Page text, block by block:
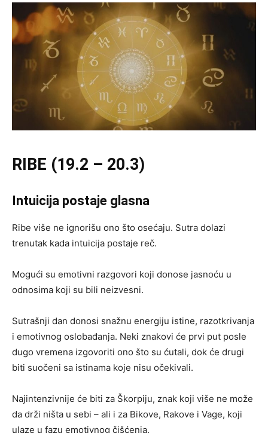
RIBE (19.2 – 20.3)
Intuicija postaje glasna
Ribe više ne ignorišu ono što osećaju. Sutra dolazi
trenutak kada intuicija postaje reč.
Mogući su emotivni razgovori koji donose jasnoću u
odnosima koji su bili neizvesni.
Sutrašnji dan donosi snažnu energiju istine, razotkrivanja
i emotivnog oslobađanja. Neki znakovi će prvi put posle
dugo vremena izgovoriti ono što su ćutali, dok će drugi
biti suočeni sa istinama koje nisu očekivali.
Najintenzivnije će biti za Škorpiju, znak koji više ne može
da drži ništa u sebi – ali i za Bikove, Rakove i Vage, koji
ulaze u fazu emotivnog čišćenja.